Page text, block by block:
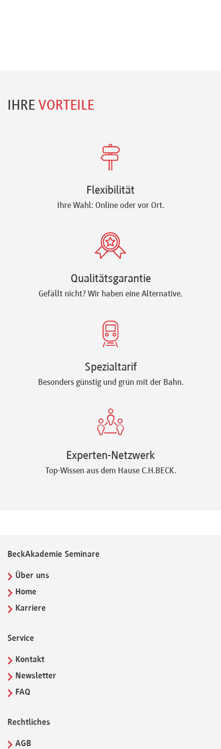
IHRE VORTEILE
Flexibilität
Ihre Wahl: Online oder vor Ort.
Qualitätsgarantie
Gefällt nicht? Wir haben eine Alternative.
Spezialtarif
Besonders günstig und grün mit der Bahn.
Experten-Netzwerk
Top-Wissen aus dem Hause C.H.BECK.
BeckAkademie Seminare
Über uns
Home
Karriere
Service
Kontakt
Newsletter
FAQ
Rechtliches
AGB